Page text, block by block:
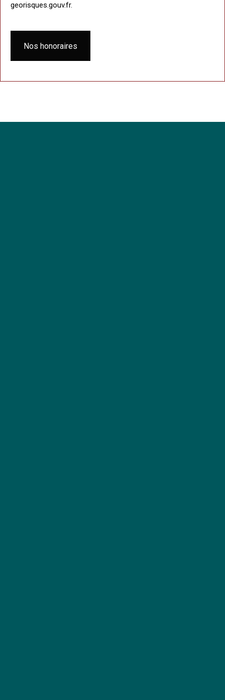
georisques.gouv.fr.
Nos honoraires